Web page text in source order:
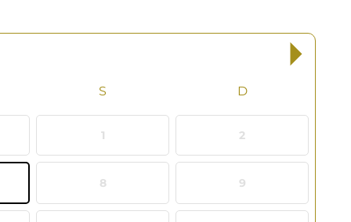
1 2
8 9